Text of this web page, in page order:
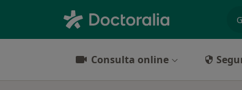
Consulta online